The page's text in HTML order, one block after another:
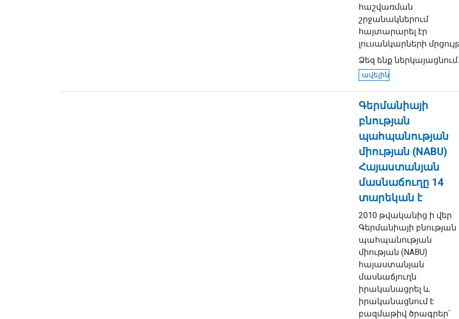
հաշվառման
շրջանակներում
հայտարարել էր
լուսանկարների
Ձեզ ենք
ավելին
Գերմանիայի
բնության
պահպանության
միության (NABU)
Հայաստանյան
մասնաճուղը 14
տարեկան է
2010 թվականից ի վեր
Գերմանիայի բնության
պահպանության
միության (NABU)
հայաստանյան
մասնաճյուղն
իրականացրել և
իրականացնում է
բազմաթիվ ծրագրեր՝